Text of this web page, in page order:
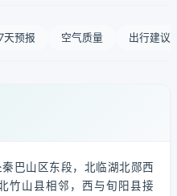
天预报 空气质量 出行建议
巴山区东段，北临湖北郧西
竹山县相邻，西与旬阳县接